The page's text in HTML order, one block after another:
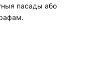
пасады або